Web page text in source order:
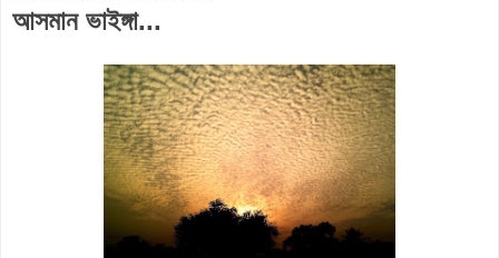
আসমান ভাইঙ্গা...